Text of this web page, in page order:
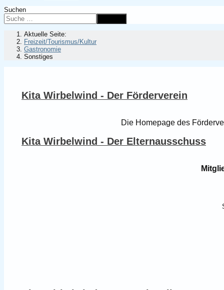
Suchen
Aktuelle Seite:
Freizeit/Tourismus/Kultur
Gastronomie
Sonstiges
Kita Wirbelwind - Der Förderverein
Die Homepage des
Kita Wirbelwind - Der Elternausschuss